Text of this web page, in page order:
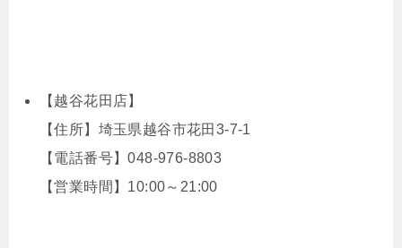
【越谷花田店】
【住所】埼玉県越谷市花田3-7-1
【電話番号】048-976-8803
【営業時間】10:00～21:00